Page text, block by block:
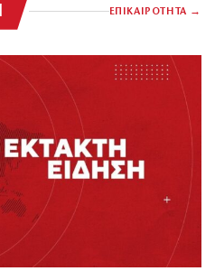
ΕΠΙΚΑΙΡΟΤΗΤΑ